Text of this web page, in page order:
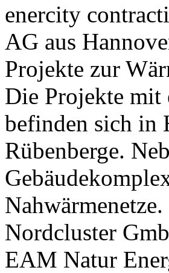
enercity
AG aus
Projekte zur
Die Projekte mit
befinden sich in
Rübenberge.
Nordcluster
EAM Natur